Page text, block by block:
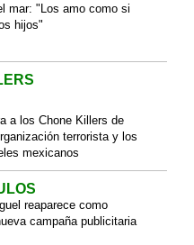
mar: "Los amo como si
hijos"
a los Chone Killers de
terrorista y los
mexicanos
reaparece como
campaña publicitaria